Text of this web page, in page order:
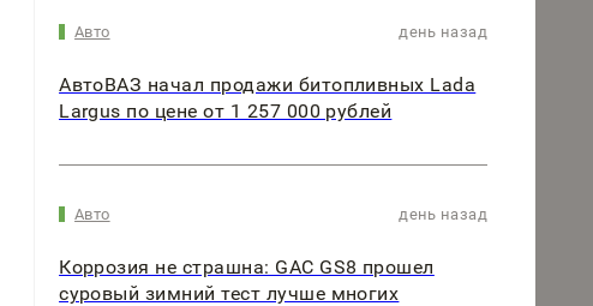
Авто день назад
АвтоВАЗ начал продажи битопливных Lada
Largus по цене от 1 257 000 рублей
Авто день назад
Коррозия не страшна: GAC GS8 прошел
суровый зимний тест лучше многих